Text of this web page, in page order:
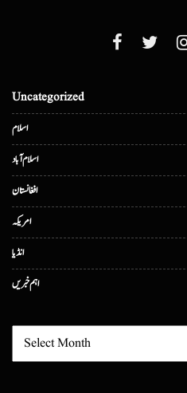
Uncategorized
اسلام
اسلام آباد
افغانستان
امریکہ
انڈیا
اہم خبریں